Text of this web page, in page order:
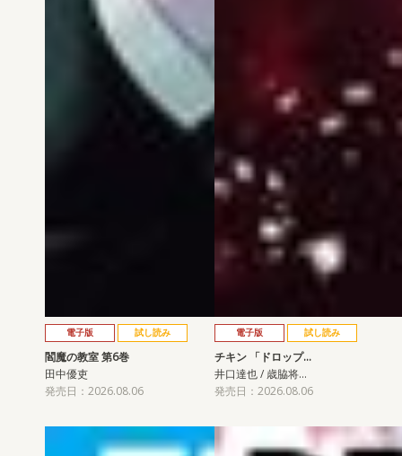
電子版 試し読み
閻魔の教室 第6巻
田中優吏
発売日：2026.08.06
電子版 試し読み
チキン 「ドロップ…
井口達也 / 歳脇将…
発売日：2026.08.06